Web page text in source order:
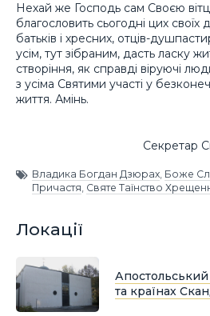
Нехай же Господь сам Своєю
благословить сьогодні цих своїх
батьків і хресних, отців-
усім, тут зібраним, дасть ласку
створіння, як справді віруючі
з усіма Святими участі у
життя. Амінь.
Секретар
Владика Богдан Дзюрах Боже
Причастя Святе Таїнство
Локації
Апостольський
та країнах